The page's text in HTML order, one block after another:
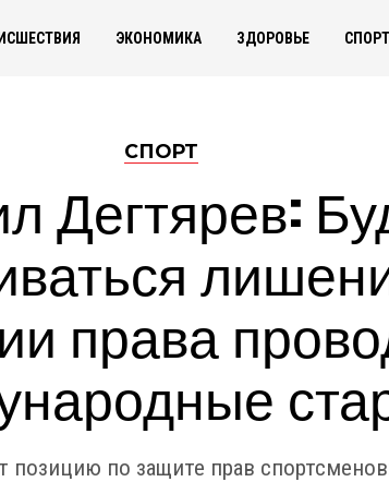
ЭКОНОМИКА ЗДОРОВЬЕ СПОРТ
СПОРТ
Дегтярев:
права
позицию по защите прав